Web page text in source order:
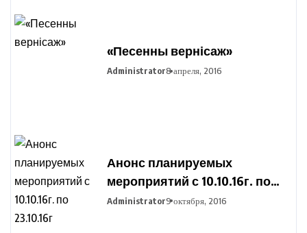
«Песенны вернісаж»
Administrator8 апреля, 2016
Анонс планируемых
мероприятий с 10.10.16г. по
23.10.16г
Administrator9 октября, 2016